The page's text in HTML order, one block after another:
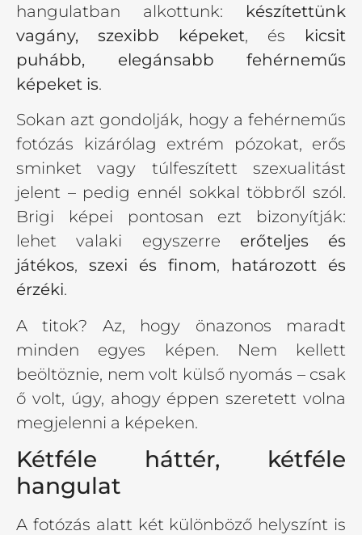
hangulatban alkottunk: készítettünk
vagány, szexibb képeket, és kicsit
puhább, elegánsabb fehérneműs
képeket is.
Sokan azt gondolják, hogy a fehérneműs
fotózás kizárólag extrém pózokat, erős
sminket vagy túlfeszített szexualitást
jelent – pedig ennél sokkal többről szól.
Brigi képei pontosan ezt bizonyítják:
lehet valaki egyszerre erőteljes és
játékos, szexi és finom, határozott és
érzéki.
A titok? Az, hogy önazonos maradt
minden egyes képen. Nem kellett
beöltöznie, nem volt külső nyomás – csak
ő volt, úgy, ahogy éppen szeretett volna
megjelenni a képeken.
Kétféle háttér, kétféle
hangulat
A fotózás alatt két különböző helyszínt is